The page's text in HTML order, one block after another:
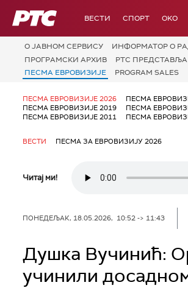
РТС ВЕСТИ СПОРТ OKO
О JАВНОМ СЕРВИСУ ИНФОРМАТОР О
ПРОГРАМСКИ АРХИВ
РТС ПРЕДСТАВЉА
ПЕСМА ЕВРОВИЗИЈЕ
PROGRAM SALES
ПЕСМА ЕВРОВИЗИЈЕ 2026 ПЕСМА
ПЕСМА ЕВРОВИЗИЈЕ 2019
ПЕСМА
ПЕСМА ЕВРОВИЗИЈЕ 2011
ПЕСМА
ВЕСТИ ПЕСМА ЗА ЕВРОВИЗИЈУ 2026
Читај ми!
ПОНЕДЕЉАК, 18.05.2026, 10:52 -> 11:43
Душка Вучинић:
учинили